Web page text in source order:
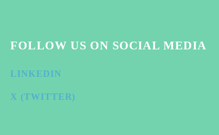
FOLLOW US ON SOCIAL MEDIA
LINKEDIN
X (TWITTER)